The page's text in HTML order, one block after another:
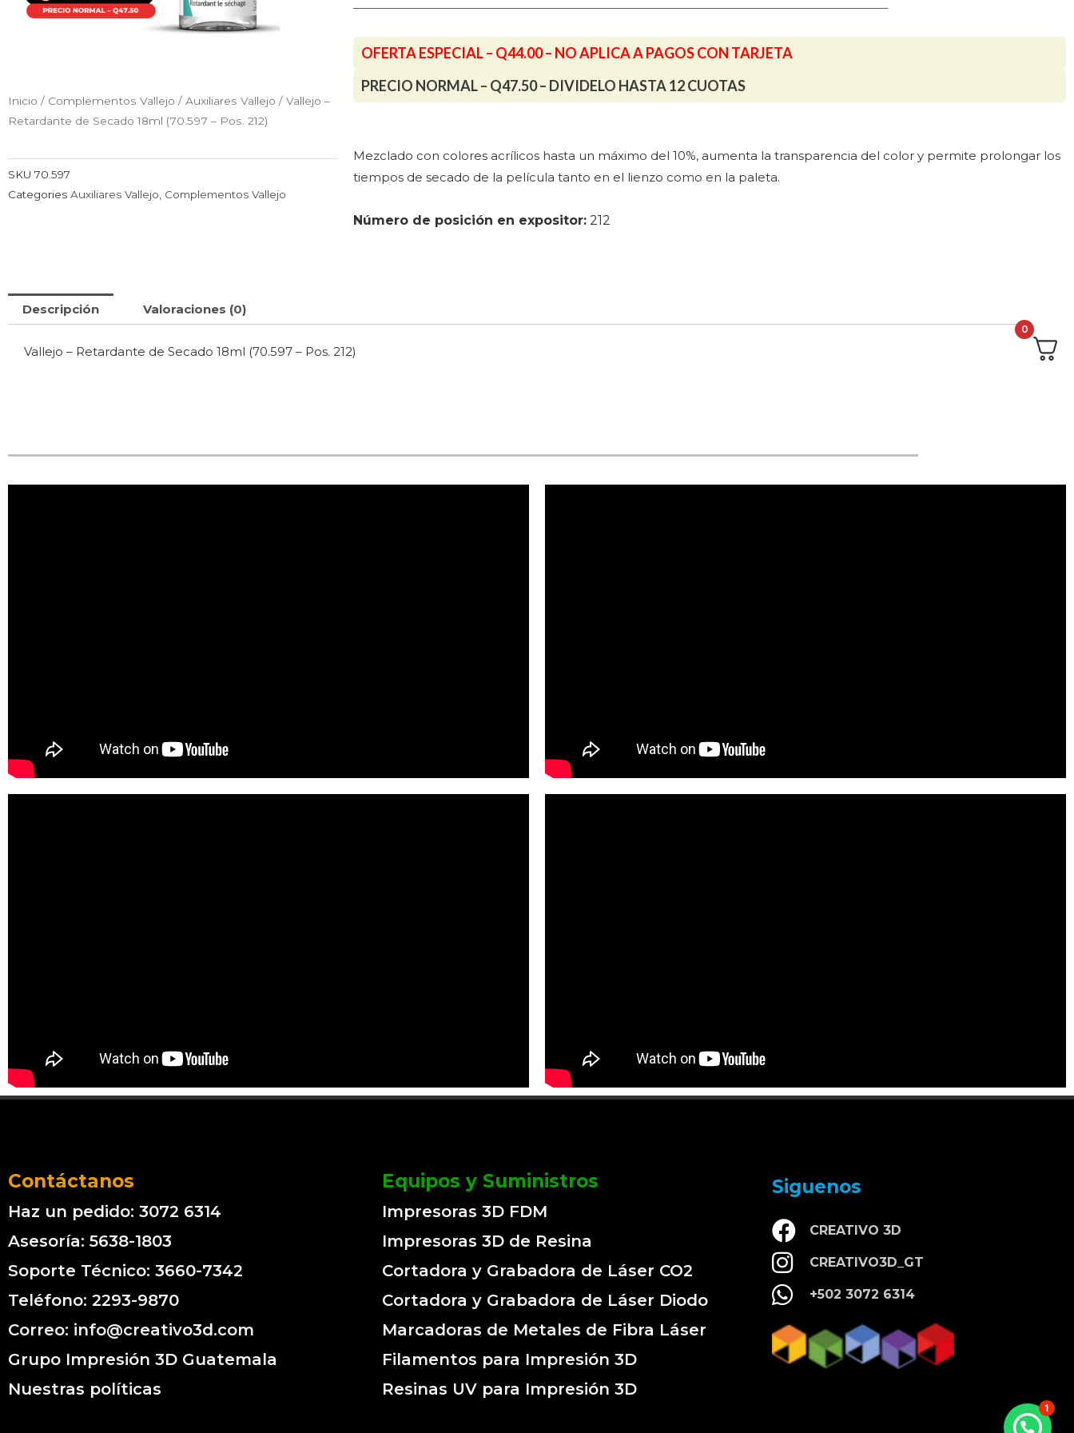
Inicio / Complementos Vallejo / Auxiliares Vallejo / Vallejo –
Retardante de Secado 18ml (70.597 – Pos. 212)
SKU 70.597
Categories Auxiliares Vallejo Complementos Vallejo
cantidad
OFERTA ESPECIAL – Q44.00 – NO APLICA A PAGOS CON TARJETA
PRECIO NORMAL – Q47.50 – DIVIDELO HASTA 12 CUOTAS
Mezclado con colores acrílicos hasta un máximo del 10%, aumenta la transparencia del color y permite prolongar los
tiempos de secado de la película tanto en el lienzo como en la paleta.
Número de posición en expositor: 212
Descripción Valoraciones (0)
Vallejo – Retardante de Secado 18ml (70.597 – Pos. 212)
Contáctanos
Haz un pedido: 3072 6314
Asesoría: 5638-1803
Soporte Técnico: 3660-7342
Teléfono: 2293-9870
Correo: info@creativo3d.com
Grupo Impresión 3D Guatemala
Nuestras políticas
Equipos y Suministros
Impresoras 3D FDM
Impresoras 3D de Resina
Cortadora y Grabadora de Láser CO2
Cortadora y Grabadora de Láser Diodo
Marcadoras de Metales de Fibra Láser
Filamentos para Impresión 3D
Resinas UV para Impresión 3D
Siguenos
CREATIVO 3D
CREATIVO3D_GT
+502 3072 6314
1
0